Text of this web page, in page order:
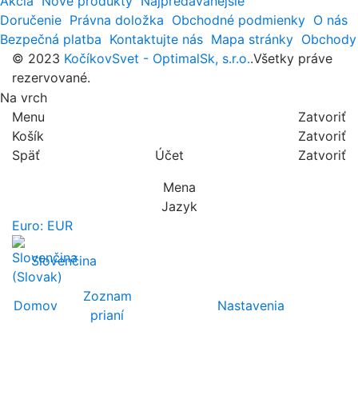
Doručenie Právna doložka Obchodné podmienky O nás
Bezpečná platba Kontaktujte nás Mapa stránky Obchody
© 2023 KočíkovSvet - OptimalSk, s.r.o..Všetky práve
rezervované.
Na vrch
Menu
Zatvoriť
Košík
Zatvoriť
Späť
Účet
Zatvoriť
Mena
Jazyk
Euro: EUR
Slovenčina
Domov
Zoznam
prianí
Nastavenia